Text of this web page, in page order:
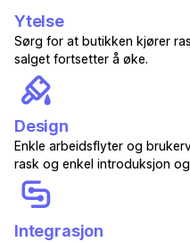
Ytelse
Sørg for at butikken kjører
salget fortsetter å øke.
Design
Enkle arbeidsflyter og
rask og enkel introduksjon
Integrasjon